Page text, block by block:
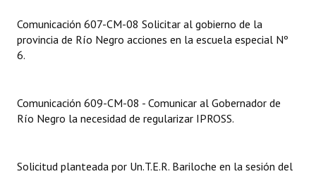
Comunicación 607-CM-08 Solicitar al gobierno de la
provincia de Río Negro acciones en la escuela especial Nº
6.
Comunicación 609-CM-08 - Comunicar al Gobernador de
Río Negro la necesidad de regularizar IPROSS.
Solicitud planteada por Un.T.E.R. Bariloche en la sesión del